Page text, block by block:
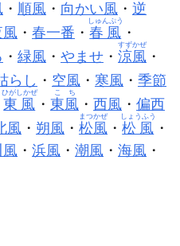
・ 順風 ・ 向かい風 ・ 逆
風 ・ 春一番 ・ 春風
しゅんぷう
・
・ 緑風 ・ やませ ・ 涼風
すずかぜ
・
らし ・ 空風 ・ 寒風 ・ 季節
東風
ひがしかぜ
・ 東風
こち
・ 西風 ・ 偏西
風 ・ 朔風 ・ 松風
まつかぜ
・ 松風
しょうふう
・
風 ・ 浜風 ・ 潮風 ・ 海風 ・